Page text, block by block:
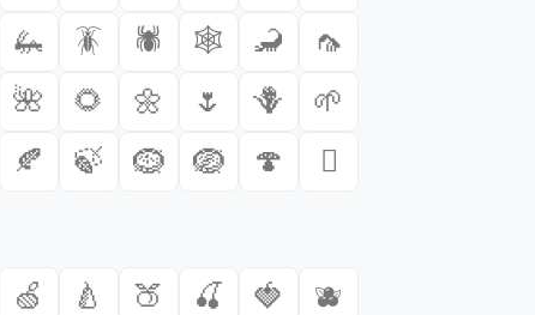
🦗 🪳 🕷️ 🕸️ 🦂
🦟
🌺 🌻 🌼 🌷 🪻
🌱
🍂 🍃 🪹 🪺 🍄 🪾
🍏 🍐 🍑 🍒 🍓
🫐